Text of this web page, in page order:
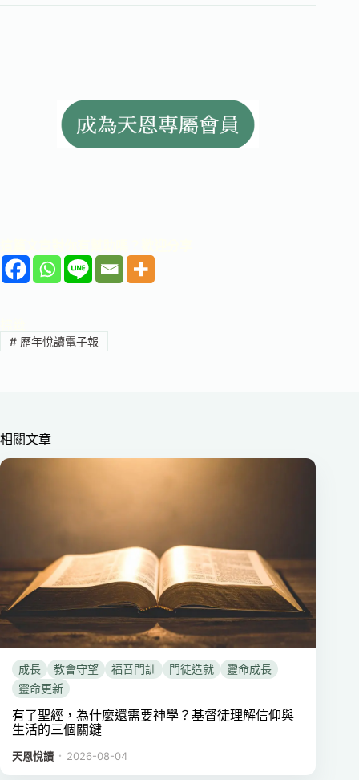
#歷年悅讀電子報
相關文章
成長 教會守望 福音門訓 門徒造就
靈命成長
靈命更新
有了聖經，為什麼還需要神學？基督徒理解信仰與
生活的三個關鍵
天恩悅讀 ． 2026-08-04